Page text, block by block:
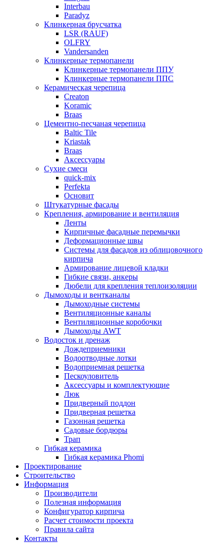
Interbau
Paradyz
Клинкерная брусчатка
LSR (RAUF)
OLFRY
Vandersanden
Клинкерные термопанели
Клинкерные термопанели ППУ
Клинкерные термопанели ППC
Керамическая черепица
Creaton
Koramic
Braas
Цементно-песчаная черепица
Baltic Tile
Kriastak
Braas
Аксессуары
Сухие смеси
quick-mix
Perfekta
Основит
Штукатурные фасады
Крепления, армирование и вентиляция
Ленты
Кирпичные фасадные перемычки
Деформационные швы
Системы для фасадов из облицовочного
кирпича
Армирование лицевой кладки
Гибкие связи, анкеры
Дюбели для крепления теплоизоляции
Дымоходы и вентканалы
Дымоходные системы
Вентиляционные каналы
Вентиляционные коробочки
Дымоходы AWT
Водосток и дренаж
Дождеприемники
Водоотводные лотки
Водоприемная решетка
Пескоуловитель
Аксессуары и комплектующие
Люк
Придверный поддон
Придверная решетка
Газонная решетка
Садовые бордюры
Трап
Гибкая керамика
Гибкая керамика Phomi
Проектирование
Строительство
Информация
Производители
Полезная информация
Конфигуратор кирпича
Расчет стоимости проекта
Правила сайта
Контакты